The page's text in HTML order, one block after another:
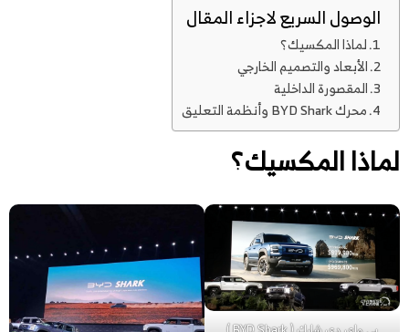
الوصول السريع لاجزاء المقال
لماذا المكسيك؟
الأبعاد والتصميم الخارجي
المقصورة الداخلية
محرك BYD Shark وأنظمة التعليق
لماذا المكسيك؟